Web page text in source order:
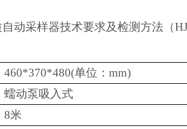
动采样器技术要求及检测方法（
460*370*480(单位：mm)
蠕动泵吸入式
8米